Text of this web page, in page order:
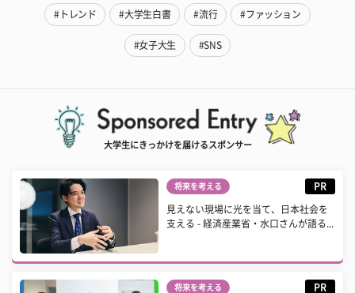
#トレンド #大学生白書 #流行 #ファッション
#女子大生 #SNS
大学生にきっかけを届けるスポンサー
将来を考える PR
見えない現場に光を当て、日本社会を
支える - 経済産業省・水口さんが語る...
将来を考える PR